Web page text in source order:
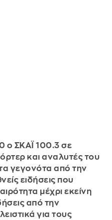
ο ΣΚΑΪ 100.3 σε
και αναλυτές του
γεγονότα από την
ειδήσεις που
μέχρι εκείνη
από την
για τους